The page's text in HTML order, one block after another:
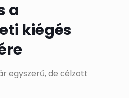
a
kiégés
egyszerű, de célzott